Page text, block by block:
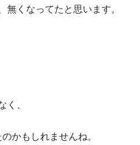
無くなってたと思います。
く、
かもしれませんね。